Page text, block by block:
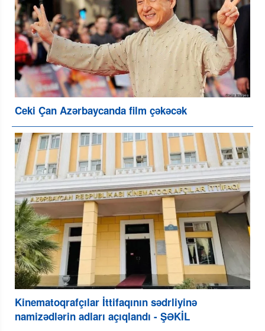
Ceki Çan Azərbaycanda film çəkəcək
Kinematoqrafçılar İttifaqının sədrliyinə
namizədlərin adları açıqlandı - ŞƏKİL